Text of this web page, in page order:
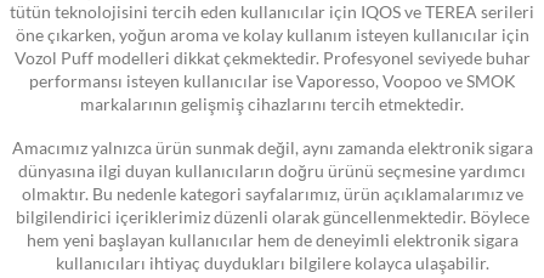
tütün teknolojisini tercih eden kullanıcılar için IQOS ve TEREA serileri
öne çıkarken, yoğun aroma ve kolay kullanım isteyen kullanıcılar için
Vozol Puff modelleri dikkat çekmektedir. Profesyonel seviyede buhar
performansı isteyen kullanıcılar ise Vaporesso, Voopoo ve SMOK
markalarının gelişmiş cihazlarını tercih etmektedir.
Amacımız yalnızca ürün sunmak değil, aynı zamanda elektronik sigara
dünyasına ilgi duyan kullanıcıların doğru ürünü seçmesine yardımcı
olmaktır. Bu nedenle kategori sayfalarımız, ürün açıklamalarımız ve
bilgilendirici içeriklerimiz düzenli olarak güncellenmektedir. Böylece
hem yeni başlayan kullanıcılar hem de deneyimli elektronik sigara
kullanıcıları ihtiyaç duydukları bilgilere kolayca ulaşabilir.